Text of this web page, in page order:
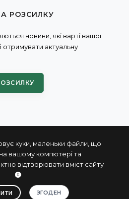
куки, маленьки файли, що
вашому компютері та
відтворювати вміст сайту
ЗГОДЕН
РОЗСИЛКУ
новини, які варті вашої
отримувати актуальну
- промислові комп'ютери та
системи